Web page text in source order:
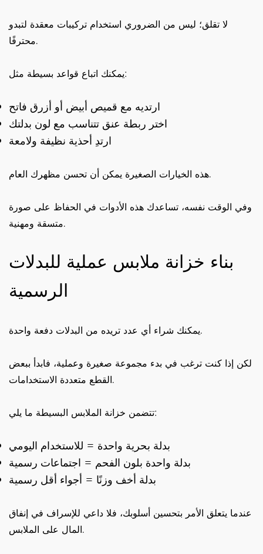
لا تقلق؛ ليس من الضروري استخدام تركيبات معقدة لتبدو
محترفًا.
يمكنك اتباع قواعد بسيطة مثل:
ارتديه مع قميص أبيض أو أزرق فاتح
اختر ربطة عنق تتناسب مع لون بدلتك
ارتدِ أحذية نظيفة ولامعة
هذه الخيارات الصغيرة يمكن أن تحسن مظهرك العام.
وفي الوقت نفسه، تساعدك هذه الأدوات في الحفاظ على صورة
متسقة ومهنية.
بناء خزانة ملابس عملية للبدلات
الرسمية
يمكنك شراء أي عدد تريده من البدلات دفعة واحدة.
لكن إذا كنت ترغب في بدء مجموعة صغيرة وعملية، فابدأ ببعض
القطع متعددة الاستخدامات.
تتضمن خزانة الملابس البسيطة ما يلي:
بدلة بحرية واحدة = للاستخدام اليومي
بدلة واحدة بلون الفحم = اجتماعات رسمية
بدلة أخف وزنًا = أجواء أقل رسمية
عندما يتعلق الأمر بتحسين أسلوبك، فلا داعي للإسراف في إنفاق
المال على الملابس.